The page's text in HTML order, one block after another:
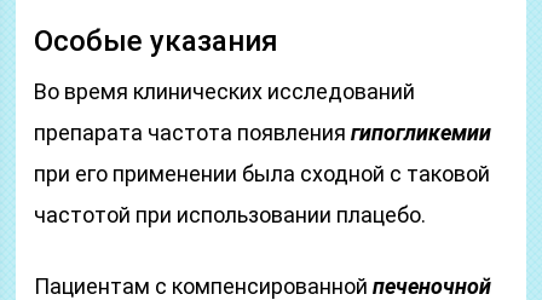
Особые указания
Во время клинических исследований
препарата частота появлениягипогликемии
при его применении была сходной с таковой
частотой при использовании плацебо.
Пациентам с компенсированнойпеченочной